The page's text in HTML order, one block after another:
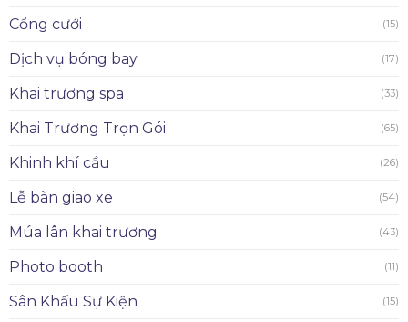
Cổng cưới (15)
Dịch vụ bóng bay (17)
Khai trương spa (33)
Khai Trương Trọn Gói (65)
Khinh khí cầu (26)
Lễ bàn giao xe (54)
Múa lân khai trương (43)
Photo booth (11)
Sân Khấu Sự Kiện (15)